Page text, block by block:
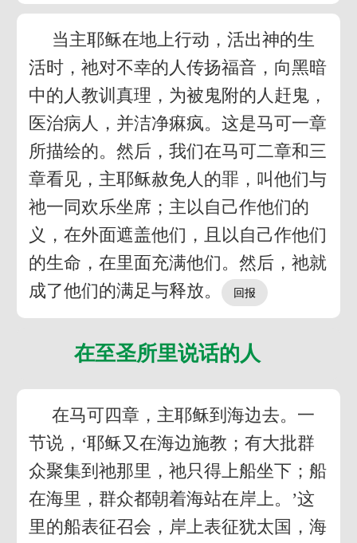
当主耶稣在地上行动，活出神的生
活时，祂对不幸的人传扬福音，向黑暗
中的人教训真理，为被鬼附的人赶鬼，
医治病人，并洁净痳疯。这是马可一章
所描绘的。然后，我们在马可二章和三
章看见，主耶稣赦免人的罪，叫他们与
祂一同欢乐坐席；主以自己作他们的
义，在外面遮盖他们，且以自己作他们
的生命，在里面充满他们。然后，祂就
成了他们的满足与释放。
在至圣所里说话的人
在马可四章，主耶稣到海边去。一
节说，‘耶稣又在海边施教；有大批群
众聚集到祂那里，祂只得上船坐下；船
在海里，群众都朝着海站在岸上。’这
里的船表征召会，岸上表征犹太国，海